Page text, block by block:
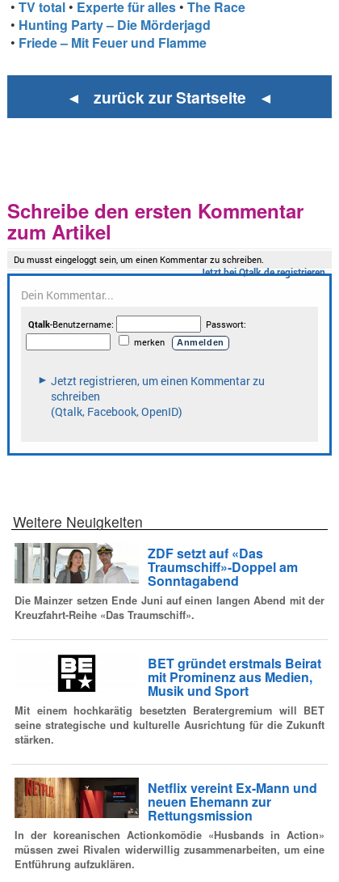
•TV total • Experte für alles •The Race
• Hunting Party – Die Mörderjagd
• Friede – Mit Feuer und Flamme
◄ zurück zur Startseite ◄
Schreibe den ersten Kommentar
zum Artikel
Weitere Neuigkeiten
ZDF setzt auf «Das
Traumschiff»-Doppel am
Sonntagabend
Die Mainzer setzen Ende Juni auf einen langen Abend mit der
Kreuzfahrt-Reihe «Das Traumschiff».
BET gründet erstmals Beirat
mit Prominenz aus Medien,
Musik und Sport
Mit einem hochkarätig besetzten Beratergremium will BET
seine strategische und kulturelle Ausrichtung für die Zukunft
stärken.
Netflix vereint Ex-Mann und
neuen Ehemann zur
Rettungsmission
In der koreanischen Actionkomödie «Husbands in Action»
müssen zwei Rivalen widerwillig zusammenarbeiten, um eine
Entführung aufzuklären.